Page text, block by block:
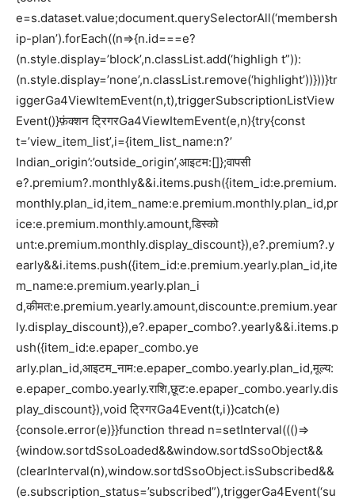
e=s.dataset.value;document.querySelectorAll(‘membersh
ip-plan’).forEach((n=>{n.id===e?
(n.style.display=’block’,n.classList.add(‘highligh t”)):
(n.style.display=’none’,n.classList.remove(‘highlight’))}))}tr
iggerGa4ViewItemEvent(n,t),triggerSubscriptionListView
Event()}फ़ंक्शन ट्रिगरGa4ViewItemEvent(e,n){try{const
t=’view_item_list’,i={item_list_name:n?’
Indian_origin’:’outside_origin’,आइटम:[]};वापसी
e?.premium?.monthly&&i.items.push({item_id:e.premium.
monthly.plan_id,item_name:e.premium.monthly.plan_id,pr
ice:e.premium.monthly.amount,डिस्को
unt:e.premium.monthly.display_discount}),e?.premium?.y
early&&i.items.push({item_id:e.premium.yearly.plan_id,ite
m_name:e.premium.yearly.plan_i
d,कीमत:e.premium.yearly.amount,discount:e.premium.year
ly.display_discount}),e?.epaper_combo?.yearly&&i.items.p
ush({item_id:e.epaper_combo.ye
arly.plan_id,आइटम_नाम:e.epaper_combo.yearly.plan_id,मूल्य:
e.epaper_combo.yearly.राशि,छूट:e.epaper_combo.yearly.dis
play_discount}),void ट्रिगरGa4Event(t,i)}catch(e)
{console.error(e)}}function thread n=setInterval((()=>
{window.sortdSsoLoaded&&window.sortdSsoObject&&
(clearInterval(n),window.sortdSsoObject.isSubscribed&&
(e.subscription_status=’subscribed”),triggerGa4Event(‘su